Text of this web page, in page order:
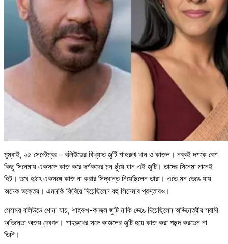
মুম্বাই, ২৫ সেপ্টেম্বর – বলিউডের বিখ্যাত জুটি শাহরুখ খান ও কাজল। নব্বই দশকে বেশ
কিছু সিনেমায় একসঙ্গে কাজ করে দর্শকদের মন ছুঁয়ে যান এই জুটি। তাদের সিনেমা মানেই
হিট। তবে হঠাৎ একসঙ্গে কাজ না করার সিদ্ধান্ত নিয়েছিলেন তারা। এতে মন ভেঙে যায়
অনেক ভক্তের। এমনকি ফিরিয়ে দিয়েছিলেন বহু সিনেমার প্রস্তাবও।
সেসময় বলিউডে শোনা যায়, শাহরুখ-কাজল জুটি নাকি ভেঙে দিয়েছিলেন অভিনেত্রীর স্বামী
অভিনেতা অজয় দেবগন। শাহরুখের সঙ্গে কাজলের জুটি হয়ে কাজ করা পছন্দ করতেন না
তিনি।